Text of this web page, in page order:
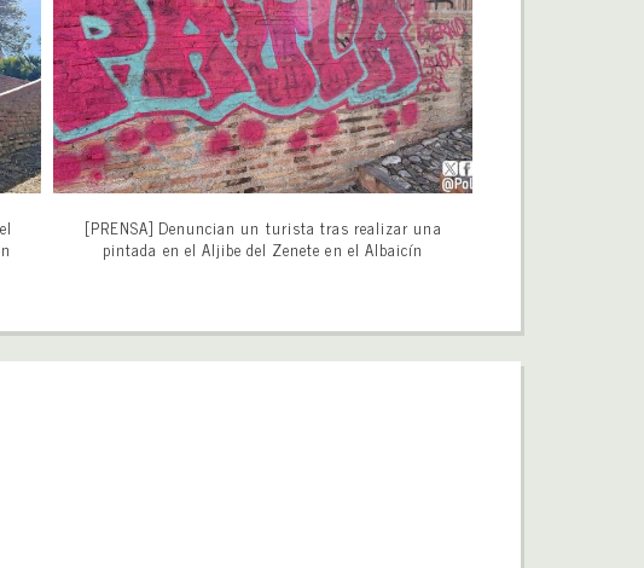
[PRENSA] Denuncian un turista tras realizar una
pintada en el Aljibe del Zenete en el Albaicín